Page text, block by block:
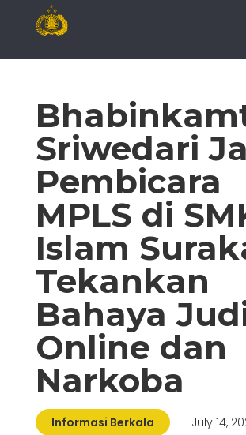
Sriwedari
Pembicara
MPLS di
Islam
Tekankan
Bahaya
Online dan
Narkoba
Informasi Berkala | July 14,